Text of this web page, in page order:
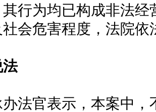
行为均已构成非法
社会危害程度，法院依
法
官表示，本案中，